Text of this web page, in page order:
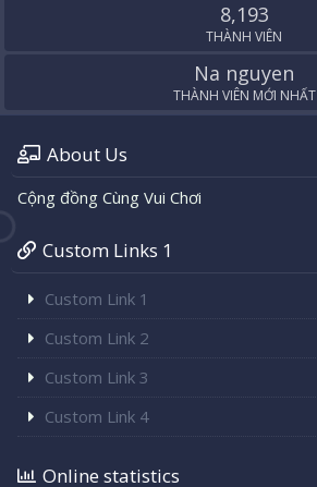
8,193
THÀNH VIÊN
Na nguyen
THÀNH VIÊN MỚI NHẤT
About Us
Cộng đồng Cùng Vui Chơi
Custom Links 1
Custom Link 1
Custom Link 2
Custom Link 3
Custom Link 4
Online statistics